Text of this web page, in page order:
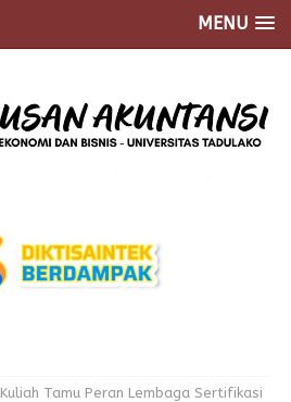
MENU
Kuliah Tamu Peran Lembaga Sertifikasi